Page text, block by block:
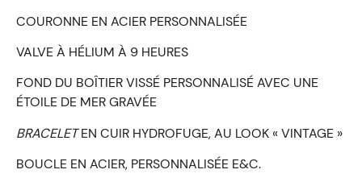
COURONNE EN ACIER PERSONNALISÉE
VALVE À HÉLIUM À 9 HEURES
FOND DU BOÎTIER VISSÉ PERSONNALISÉ AVEC UNE
ÉTOILE DE MER GRAVÉE
BRACELETEN CUIR HYDROFUGE, AU LOOK « VINTAGE »
BOUCLE EN ACIER, PERSONNALISÉE E&C.